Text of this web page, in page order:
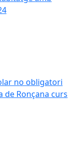
no obligatori
de Ronçana curs